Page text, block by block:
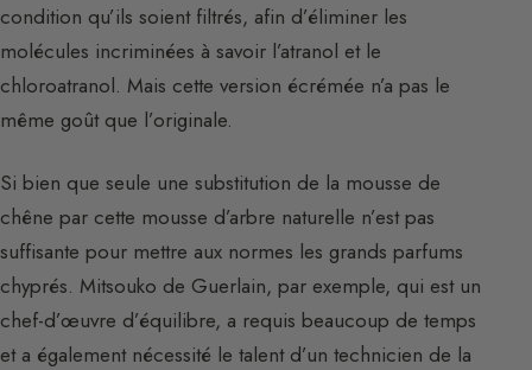
condition qu’ils soient filtrés, afin d’éliminer les
molécules incriminées à savoir l’atranol et le
chloroatranol. Mais cette version écrémée n’a pas le
même goût que l’originale.
Si bien que seule une substitution de la mousse de
chêne par cette mousse d’arbre naturelle n’est pas
suffisante pour mettre aux normes les grands parfums
chyprés. Mitsouko de Guerlain, par exemple, qui est un
chef-d’œuvre d’équilibre, a requis beaucoup de temps
et a également nécessité le talent d’un technicien de la